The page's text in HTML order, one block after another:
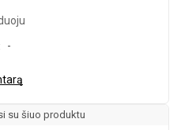
-
su šiuo produktu